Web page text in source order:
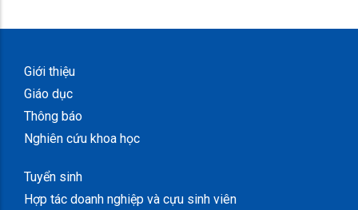
Giới thiệu
Giáo dục
Thông báo
Nghiên cứu khoa học
Tuyển sinh
Hợp tác doanh nghiệp và cựu sinh viên